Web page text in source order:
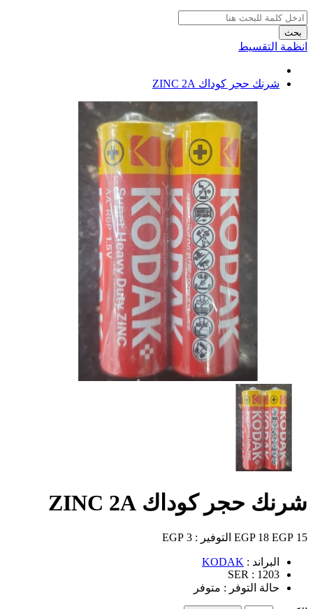
بحث
انظمة التقسيط
شرنك حجر كوداك ZINC 2A
شرنك حجر كوداك ZINC 2A
15 EGP
18 EGP التوفير : 3 EGP
البراند : KODAK
SER : 1203
حالة التوفر : متوفر